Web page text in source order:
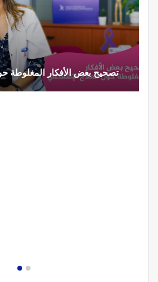
الأفكار المغلوطة حول العلاج الإشعاعي